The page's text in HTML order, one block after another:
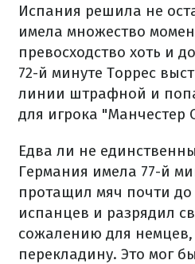
Испания решила не
имела множество
превосходство хоть и
72-й минуте Торрес
линии штрафной и
для игрока "Манчестер
Едва ли не
Германия имела 77-й
протащил мяч почти
испанцев и разрядил
сожалению для
перекладину. Это мог